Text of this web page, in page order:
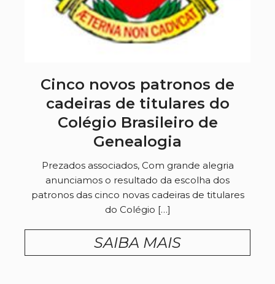
Cinco novos patronos de
cadeiras de titulares do
Colégio Brasileiro de
Genealogia
Prezados associados, Com grande alegria
anunciamos o resultado da escolha dos
patronos das cinco novas cadeiras de titulares
do Colégio […]
SAIBA MAIS